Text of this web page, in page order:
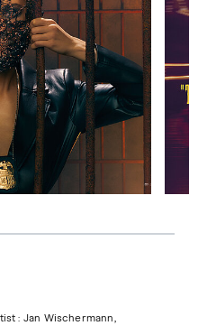
: Jan Wischermann,